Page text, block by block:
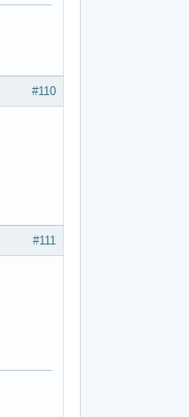
#110
#111